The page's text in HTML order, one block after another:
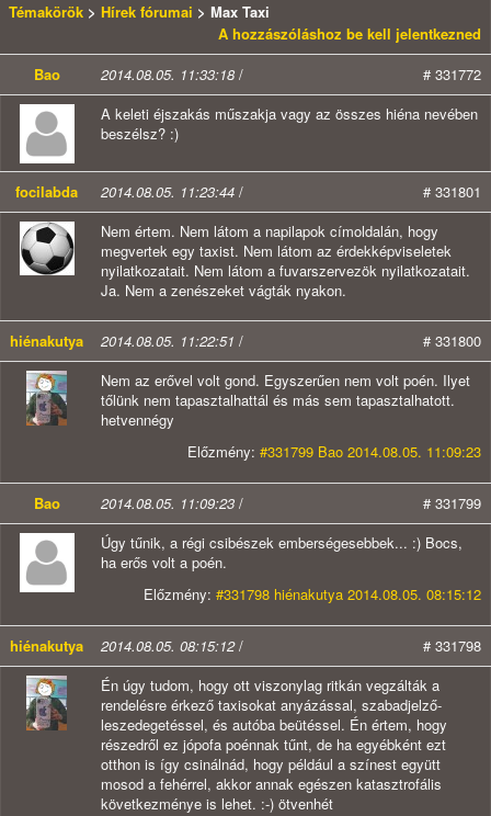
Témakörök > Hírek fórumai > Max Taxi
A hozzászóláshoz be kell jelentkezned
Bao
2014.08.05. 11:33:18 /
# 331772
A keleti éjszakás műszakja vagy az összes hiéna nevében
beszélsz? :)
focilabda 2014.08.05. 11:23:44 /
# 331801
Nem értem. Nem látom a napilapok címoldalán, hogy
megvertek egy taxist. Nem látom az érdekképviseletek
nyilatkozatait. Nem látom a fuvarszervezök nyilatkozatait.
Ja. Nem a zenészeket vágták nyakon.
hiénakutya 2014.08.05. 11:22:51 /
# 331800
Nem az erővel volt gond. Egyszerűen nem volt poén. Ilyet
tőlünk nem tapasztalhattál és más sem tapasztalhatott.
hetvennégy
Előzmény: #331799 Bao 2014.08.05. 11:09:23
Bao 2014.08.05. 11:09:23 /
# 331799
Úgy tűnik, a régi csibészek emberségesebbek... :) Bocs,
ha erős volt a poén.
Előzmény: #331798 hiénakutya 2014.08.05. 08:15:12
hiénakutya 2014.08.05. 08:15:12/
# 331798
Én úgy tudom, hogy ott viszonylag ritkán vegzálták a
rendelésre érkező taxisokat anyázással, szabadjelző-
leszedegetéssel, és autóba beütéssel. Én értem, hogy
részedről ez jópofa poénnak tűnt, de ha egyébként ezt
otthon is így csinálnád, hogy például a színest együtt
mosod a fehérrel, akkor annak egészen katasztrofális
következménye is lehet. :-) ötvenhét